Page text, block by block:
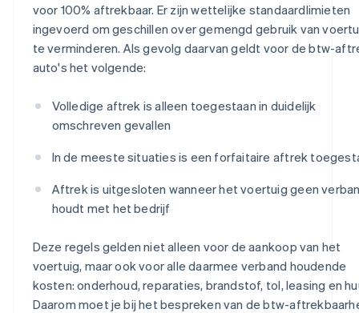
voor 100% aftrekbaar. Er zijn wettelijke standaardlimieten
ingevoerd om geschillen over gemengd gebruik van
te verminderen. Als gevolg daarvan geldt voor de btw-
auto's het volgende:
Volledige aftrek is alleen toegestaan in duidelijk
omschreven gevallen
In de meeste situaties is een forfaitaire aftrek
Aftrek is uitgesloten wanneer het voertuig geen
houdt met het bedrijf
Deze regels gelden niet alleen voor de aankoop van het
voertuig, maar ook voor alle daarmee verband houdende
kosten: onderhoud, reparaties, brandstof, tol, leasing en
Daarom moet je bij het bespreken van de btw-